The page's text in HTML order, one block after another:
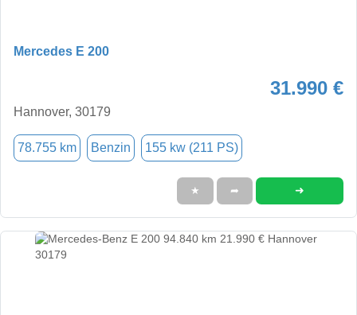
Mercedes E 200
31.990 €
Hannover, 30179
78.755 km Benzin 155 kw (211 PS)
★ ➦ ➜